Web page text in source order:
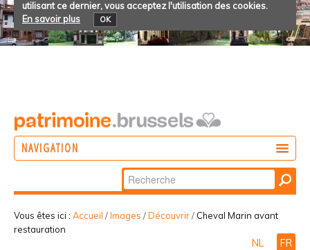
utilisant ce dernier, vous acceptez l'utilisation des cookies.
En savoir plus
OK
NAVIGATION
PARTICIPER
Chercher par
Recherche
avancée…
Vous êtes ici : Accueil /Images /Découvrir/ Cheval Marin avant
restauration
NL FR